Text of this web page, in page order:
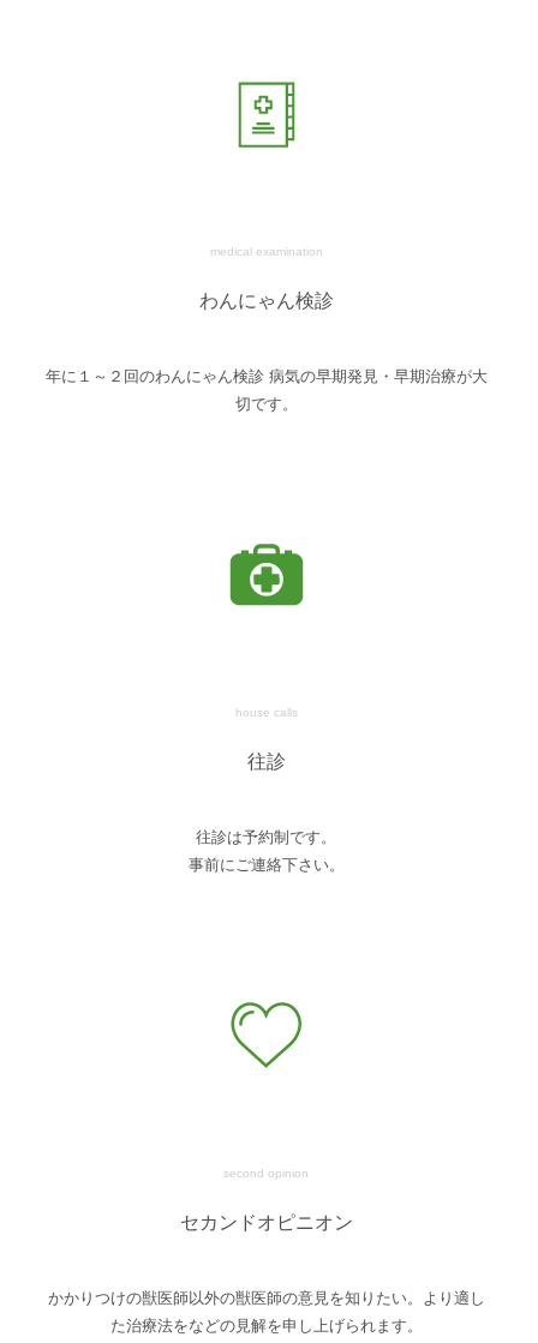
medical examination
わんにゃん検診
年に１～２回のわんにゃん検診 病気の早期発見・早期治療が大
切です。
house calls
往診
往診は予約制です。
事前にご連絡下さい。
second opinion
セカンドオピニオン
かかりつけの獣医師以外の獣医師の意見を知りたい。より適し
た治療法をなどの見解を申し上げられます。